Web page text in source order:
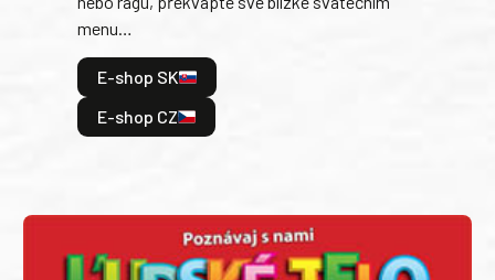
menu…
E-shop SK
E-shop CZ